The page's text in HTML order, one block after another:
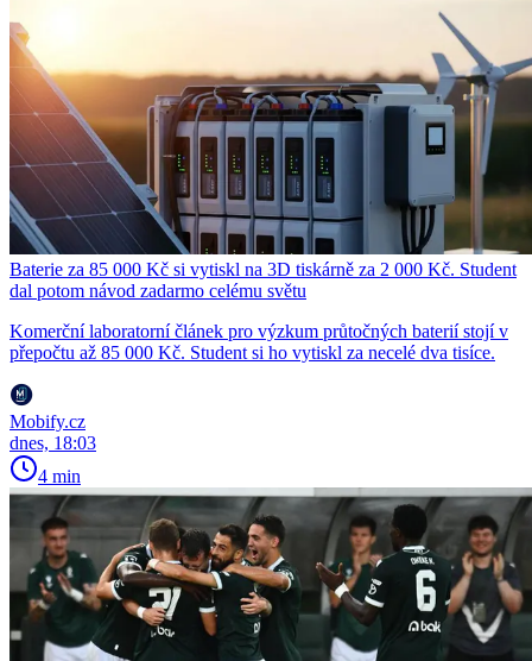
Baterie za 85 000 Kč si vytiskl na 3D tiskárně za 2 000 Kč. Student
dal potom návod zadarmo celému světu
Komerční laboratorní článek pro výzkum průtočných baterií stojí v
přepočtu až 85 000 Kč. Student si ho vytiskl za necelé dva tisíce.
Mobify.cz
dnes, 18:03
4 min